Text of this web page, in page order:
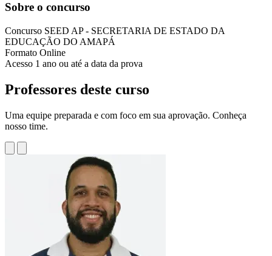
Sobre o concurso
Concurso SEED AP - SECRETARIA DE ESTADO DA
EDUCAÇÃO DO AMAPÁ
Formato Online
Acesso 1 ano ou até a data da prova
Professores deste curso
Uma equipe preparada e com foco em sua aprovação. Conheça
nosso time.